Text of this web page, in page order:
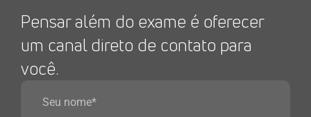
Pensar além do exame é oferecer
um canal direto de contato para
você.